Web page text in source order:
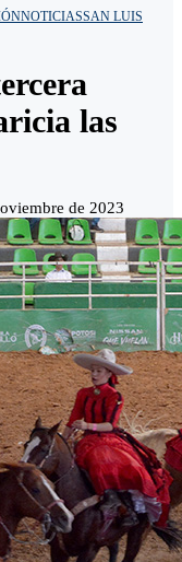
NOTICIASSAN LUIS
las
de 2023